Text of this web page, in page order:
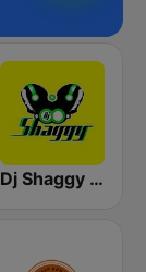
Dj Shaggy Venezuela